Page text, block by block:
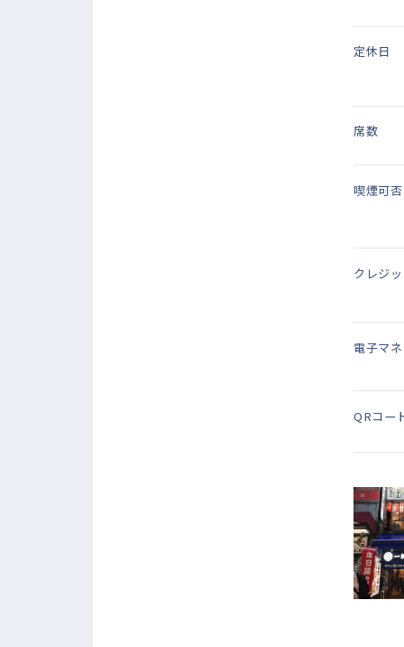
定休日
席数
喫煙可否
クレジ
電子マ
QRコー